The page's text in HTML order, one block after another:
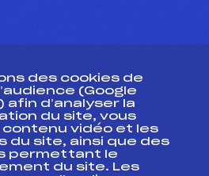
des cookies de
(Google
afin d’analyser la
du site, vous
vidéo et les
du site, ainsi que des
permettant le
du site. Les